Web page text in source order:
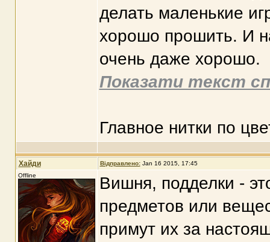
делать маленькие
хорошо прошить. И
очень даже хорошо.
Показати текст
Главное нитки по
Хайди Відправлено: Jan 16 2015, 17:45
Offline
Вишня, подделки -
предметов или
примут их за